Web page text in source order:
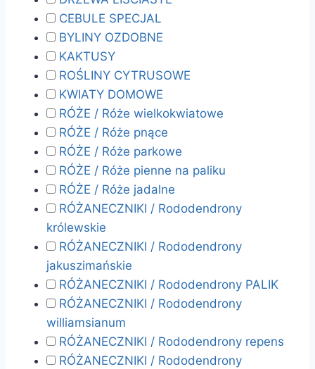
CEBULE SPECJAL
BYLINY OZDOBNE
KAKTUSY
ROŚLINY CYTRUSOWE
KWIATY DOMOWE
RÓŻE / Róże wielkokwiatowe
RÓŻE / Róże pnące
RÓŻE / Róże parkowe
RÓŻE / Róże pienne na paliku
RÓŻE / Róże jadalne
RÓŻANECZNIKI / Rododendrony
królewskie
RÓŻANECZNIKI / Rododendrony
jakuszimańskie
RÓŻANECZNIKI / Rododendrony PALIK
RÓŻANECZNIKI / Rododendrony
williamsianum
RÓŻANECZNIKI / Rododendrony repens
RÓŻANECZNIKI / Rododendrony